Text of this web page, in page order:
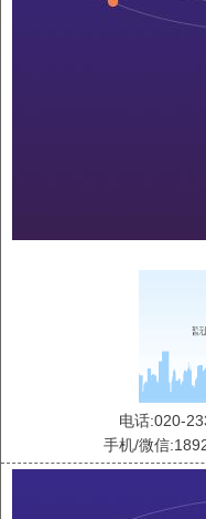
电话:020-
手机/微信